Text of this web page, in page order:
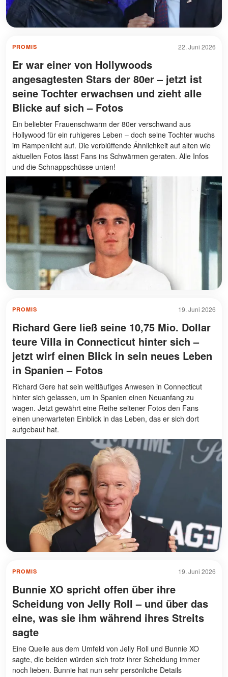
22. Juni 2026
PROMIS
Er war einer von Hollywoods
angesagtesten Stars der 80er – jetzt ist
seine Tochter erwachsen und zieht alle
Blicke auf sich – Fotos
Ein beliebter Frauenschwarm der 80er verschwand aus
Hollywood für ein ruhigeres Leben – doch seine Tochter wuchs
im Rampenlicht auf. Die verblüffende Ähnlichkeit auf alten wie
aktuellen Fotos lässt Fans ins Schwärmen geraten. Alle Infos
und die Schnappschüsse unten!
19. Juni 2026
PROMIS
Richard Gere ließ seine 10,75 Mio. Dollar
teure Villa in Connecticut hinter sich –
jetzt wirf einen Blick in sein neues Leben
in Spanien – Fotos
Richard Gere hat sein weitläufiges Anwesen in Connecticut
hinter sich gelassen, um in Spanien einen Neuanfang zu
wagen. Jetzt gewährt eine Reihe seltener Fotos den Fans
einen unerwarteten Einblick in das Leben, das er sich dort
aufgebaut hat.
19. Juni 2026
PROMIS
Bunnie XO spricht offen über ihre
Scheidung von Jelly Roll – und über das
eine, was sie ihm während ihres Streits
sagte
Eine Quelle aus dem Umfeld von Jelly Roll und Bunnie XO
sagte, die beiden würden sich trotz ihrer Scheidung immer
noch lieben. Bunnie hat nun sehr persönliche Details